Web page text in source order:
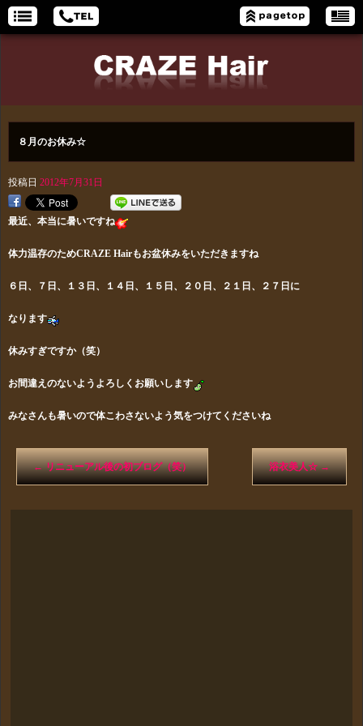
８月のお休み☆
投稿日 2012年7月31日
最近、本当に暑いですね
体力温存のためCRAZE Hairもお盆休みをいただきますね
６日、７日、１３日、１４日、１５日、２０日、２１日、２７日に
なります
休みすぎですか（笑）
お間違えのないようよろしくお願いします
みなさんも暑いので体こわさないよう気をつけてくださいね
←リニューアル後の初ブログ（笑） 浴衣美人☆→